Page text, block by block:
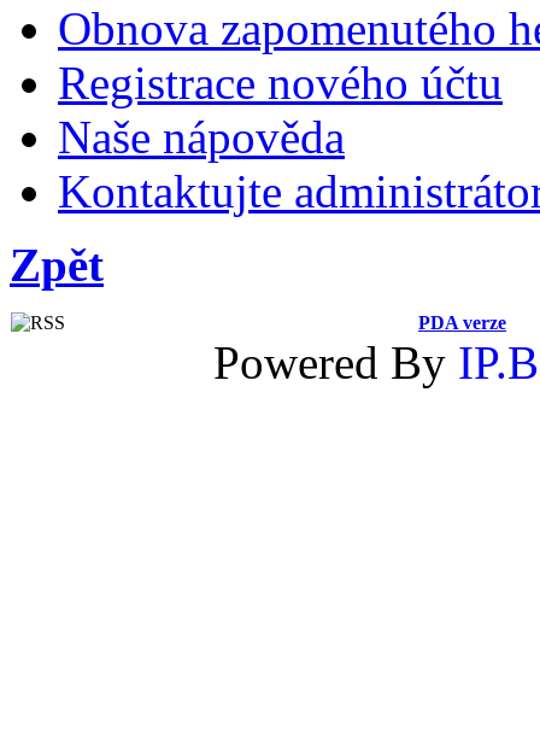
Obnova zapomenutého
Registrace nového účtu
Naše nápověda
Kontaktujte
Zpět
PDA verze
Powered By